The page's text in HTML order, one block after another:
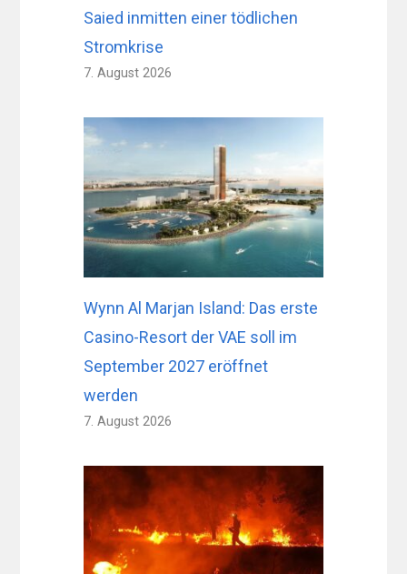
Saied inmitten einer tödlichen
Stromkrise
7. August 2026
Wynn Al Marjan Island: Das erste
Casino-Resort der VAE soll im
September 2027 eröffnet
werden
7. August 2026